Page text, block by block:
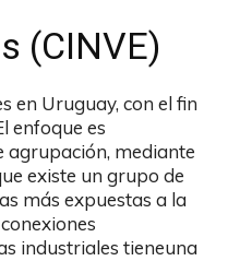
(CINVE)
en Uruguay, con el fin
enfoque es
agrupación, mediante
existe un grupo de
más expuestas a la
industriales tieneuna